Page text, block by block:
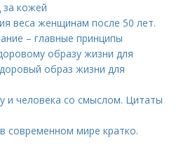
за кожей
веса женщинам после 50 лет.
– главные принципы
образу жизни для
образ жизни для
и человека со смыслом. Цитаты
современном мире кратко.